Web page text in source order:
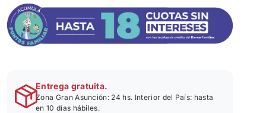
Entrega gratuita.
Zona Gran Asunción: 24 hs. Interior del País: hasta
en 10 días hábiles.